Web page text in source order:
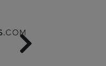
Next